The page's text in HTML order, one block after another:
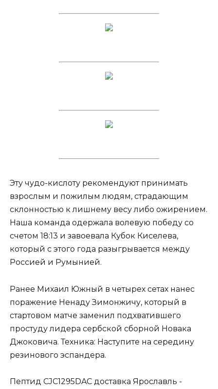
Эту чудо-кислоту рекомендуют принимать
взрослым и пожилым людям, страдающим
склонностью к лишнему весу либо ожирением.
Наша команда одержала волевую победу со
счетом 18:13 и завоевала Кубок Киселева,
который с этого года разыгрывается между
Россией и Румынией.
Ранее Михаил Южный в четырех сетах нанес
поражение Ненаду Зимонжичу, который в
стартовом матче заменил подхватившего
простуду лидера сербской сборной Новака
Джоковича. Техника: Наступите на середину
резинового эспандера.
Пептид CJC1295DAC доставка Ярославль -